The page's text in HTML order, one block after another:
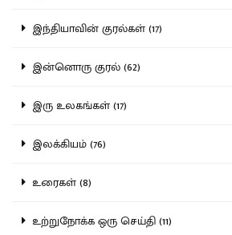
இந்தியாவின் குரல்கள் (17)
இன்னொரு குரல் (62)
இரு உலகங்கள் (17)
இலக்கியம் (76)
உரைகள் (8)
உற்றுநோக்க ஒரு செய்தி (11)